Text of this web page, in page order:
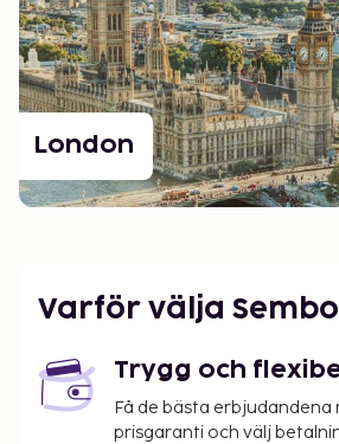
London
Varför välja
Trygg och
Få de bästa erbjudandena
prisgaranti och välj